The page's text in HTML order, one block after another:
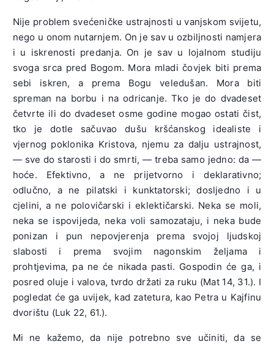
Nije problem svećeničke ustrajnosti u vanjskom svijetu,
nego u onom nutarnjem. On je sav u ozbiljnosti namjera
i u iskrenosti predanja. On je sav u lojalnom studiju
svoga srca pred Bogom. Mora mladi čovjek biti prema
sebi iskren, a prema Bogu veledušan. Mora biti
spreman na borbu i na odricanje. Tko je do dvadeset
četvrte ili do dvadeset osme godine mogao ostati čist,
tko je dotle sačuvao dušu kršćanskog idealiste i
vjernog poklonika Kristova, njemu za dalju ustrajnost,
— sve do starosti i do smrti, — treba samo jedno: da —
hoće. Efektivno, a ne prijetvorno i deklarativno;
odlučno, a ne pilatski i kunktatorski; dosljedno i u
cjelini, a ne polovičarski i eklektičarski. Neka se moli,
neka se ispovijeda, neka voli samozataju, i neka bude
ponizan i pun nepovjerenja prema svojoj ljudskoj
slabosti i prema svojim nagonskim željama i
prohtjevima, pa ne će nikada pasti. Gospodin će ga, i
posred oluje i valova, tvrdo držati za ruku (Mat 14, 31.). I
pogledat će ga uvijek, kad zatetura, kao Petra u Kajfinu
dvorištu (Luk 22, 61.).
Mi ne kažemo, da nije potrebno sve učiniti, da se